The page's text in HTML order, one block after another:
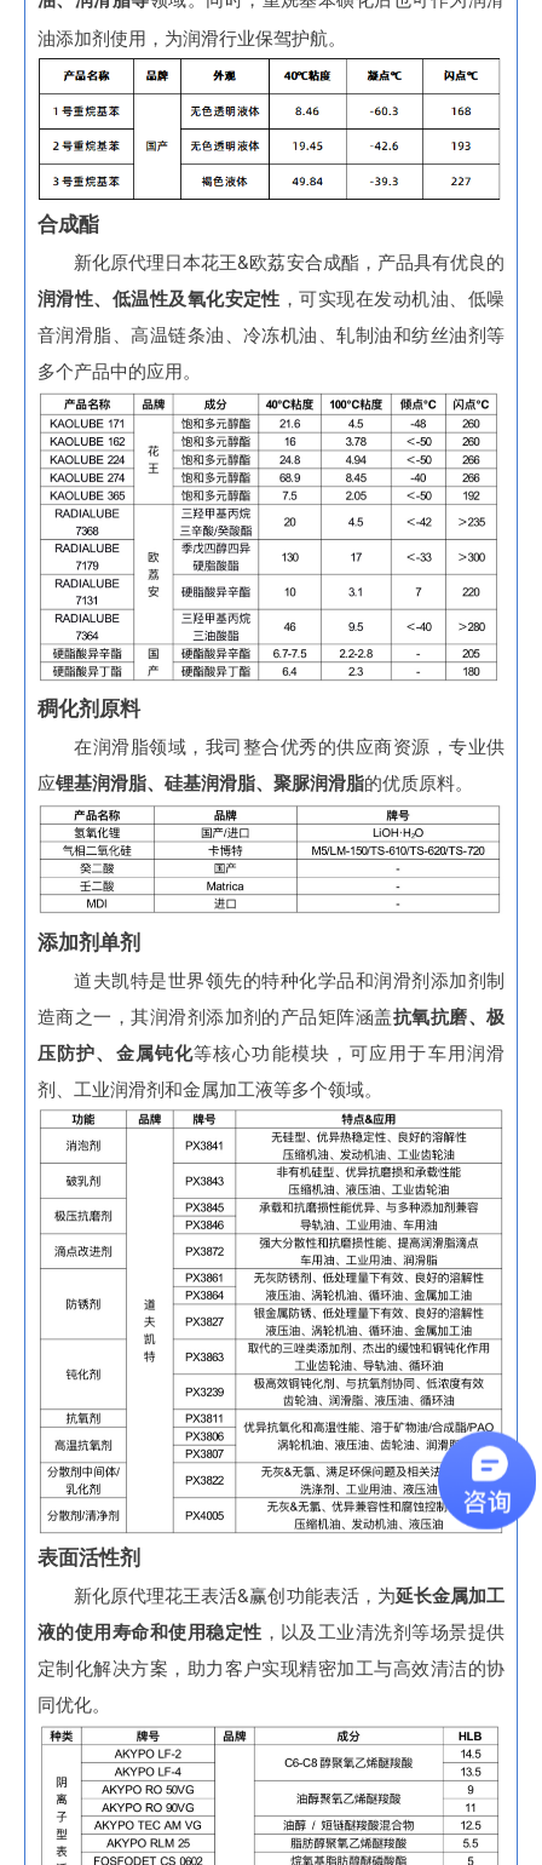
油添加剂使用，为润滑行业保驾护航。
合成酯
新化原代理日本花王&欧荔安合成酯，产品具有优良的
润滑性、低温性及氧化安定性 ，可实现在发动机油、低噪
音润滑脂、高温链条油、冷冻机油、轧制油和纺丝油剂等
多个产品中的应用。
稠化剂原料
在润滑脂领域，我司整合优秀的供应商资源，专业供
应锂基润滑脂、硅基润滑脂、聚脲润滑脂的优质原料。
添加剂单剂
道夫凯特是世界领先的特种化学品和润滑剂添加剂制
造商之一，其润滑剂添加剂的产品矩阵涵盖抗氧抗磨、极
压防护、金属钝化等核心功能模块，可应用于车用润滑
剂、工业润滑剂和金属加工液等多个领域。
表面活性剂
新化原代理花王表活&赢创功能表活，为延长金属加工
液的使用寿命和使用稳定性 ，以及工业清洗剂等场景提供
定制化解决方案，助力客户实现精密加工与高效清洁的协
同优化。